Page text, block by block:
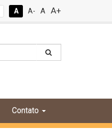
A A- A A+
Contato